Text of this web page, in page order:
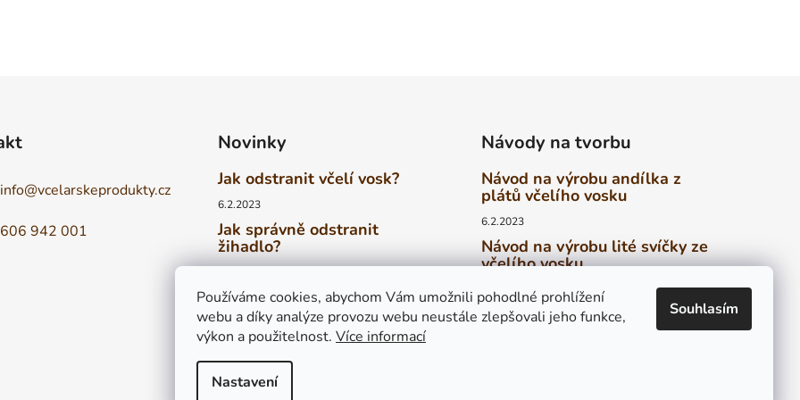
Používáme cookies, abychom Vám umožnili pohodlné prohlížení
webu a díky analýze provozu webu neustále zlepšovali jeho funkce,
výkon a použitelnost. Více informací
Nastavení
Souhlasím
info@vcelarskeprodukty.cz
606 942 001
Novinky
Jak odstranit včelí vosk?
6.2.2023
Jak správně odstranit
žihadlo?
Vyrovná se tuzemský med
medům zahraničním?
6.2.2023
Návody na tvorbu
Návod na výrobu andílka z
plátů včelího vosku
6.2.2023
Návod na výrobu lité svíčky ze
včelího vosku
6.2.2023
Návod na výrobu stáčené
svíčky z plátů včelího vosku